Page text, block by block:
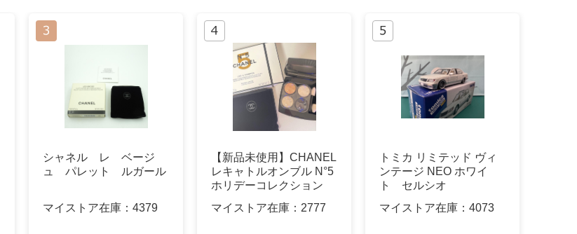
シャネル レ ベージ
ュ パレット ルガール
マイストア在庫： 4379
【新品未使用】CHANEL
レキャトルオンブル N°5
ホリデーコレクション
マイストア在庫： 2777
トミカ リミテッド ヴィ
ンテージ NEO ホワイ
ト セルシオ
マイストア在庫： 4073